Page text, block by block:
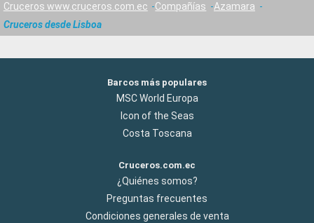
Cruceros www.cruceros.com.ec Compañías
Azamara
Cruceros desde Lisboa
Barcos más populares
MSC World Europa
Icon of the Seas
Costa Toscana
Cruceros.com.ec
¿Quiénes somos?
Preguntas frecuentes
Condiciones generales de venta